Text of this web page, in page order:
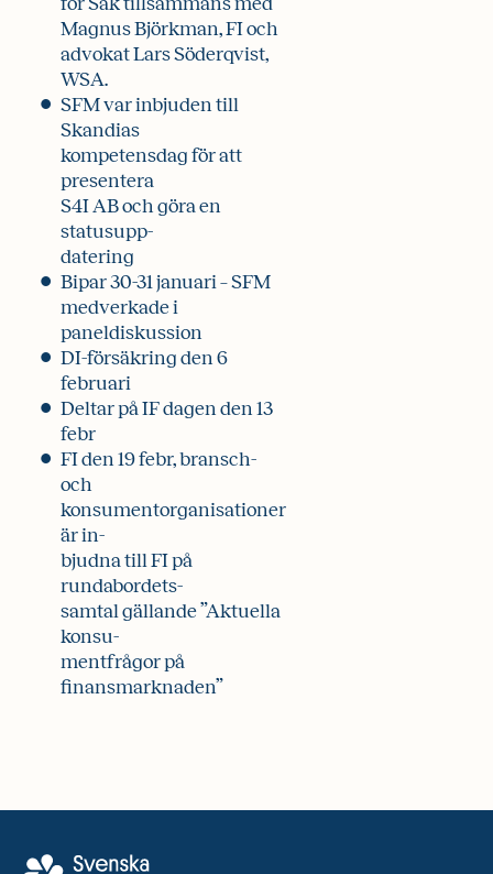
Magnus Björkman, FI och
advokat Lars Söderqvist,
WSA.
SFM var inbjuden till
Skandias
kompetensdag för att
presentera
S4I AB och göra en
statusupp-
datering
Bipar 30-31 januari – SFM
medverkade i
paneldiskussion
DI-försäkring den 6
februari
Deltar på IF dagen den 13
febr
FI den 19 febr, bransch-
och
konsumentorganisationer
är in-
bjudna till FI på
rundabordets-
samtal gällande ”Aktuella
konsu-
mentfrågor på
finansmarknaden”